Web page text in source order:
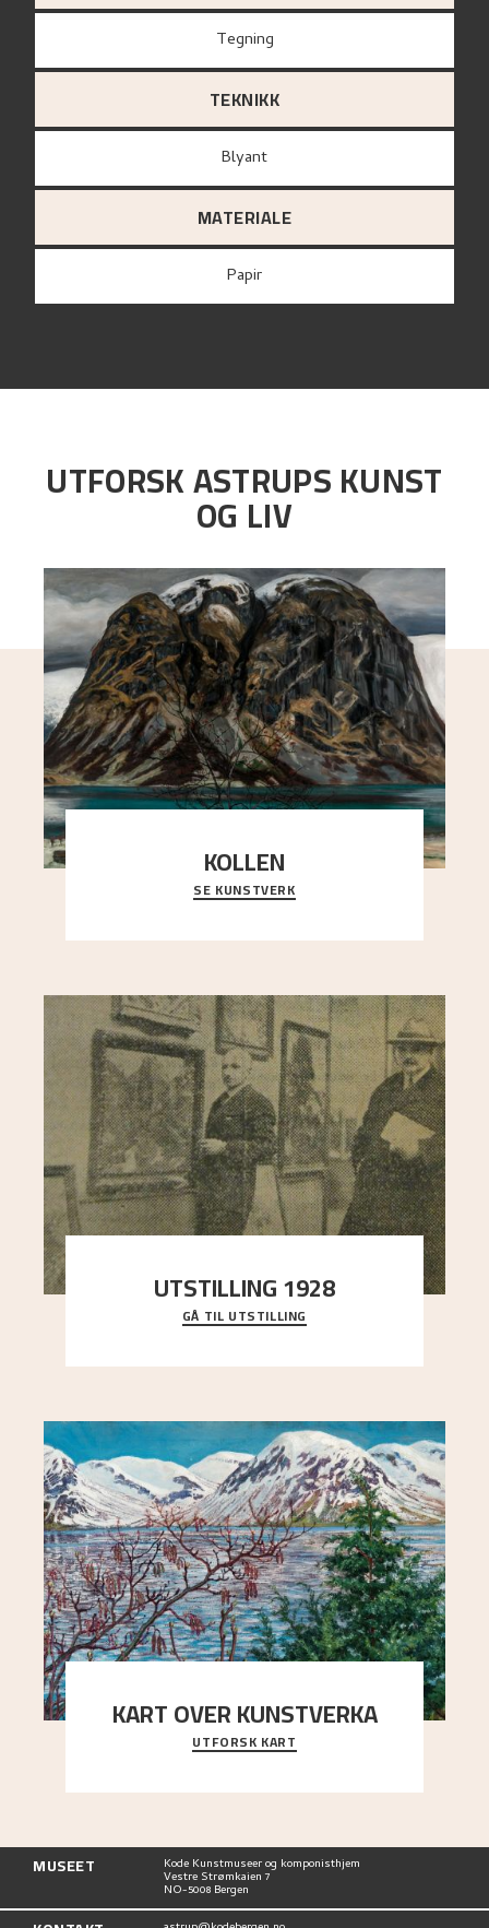
Tegning
TEKNIKK
Blyant
MATERIALE
papir
UTFORSK ASTRUPS KUNST
OG LIV
KOLLEN
Et ruvende fjell dominerer bildeflaten, og står i
sterk kontrast til det spinkle rognetreet ute
SE KUNSTVERK
UTSTILLING 1928
Då Astrup døydde i 1928, tok vennene Moritz
Kaland og Simon Thorbjørnsen initiativ til å
GÅ TIL UTSTILLING
KART OVER KUNSTVERKA
Utforsk stedene og utsiktene i Astrups malerier
UTFORSK KART
MUSEET Kode Kunstmuseer og komponisthjem
Vestre Strømkaien 7
NO-5008 Bergen